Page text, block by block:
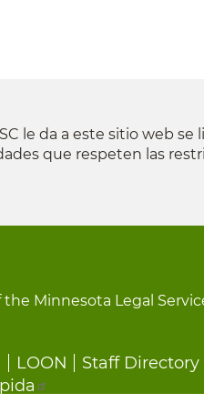
le da a este sitio web se
que respeten las
Minnesota Legal
LOON Staff Directory